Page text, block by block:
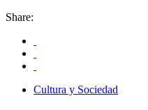
Share:
Cultura y Sociedad